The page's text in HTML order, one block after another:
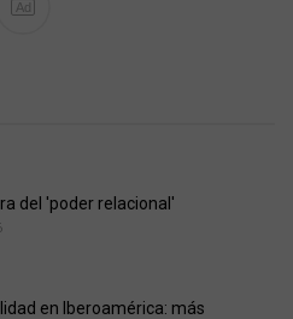
Ad
del 'poder relacional'
en Iberoamérica: más